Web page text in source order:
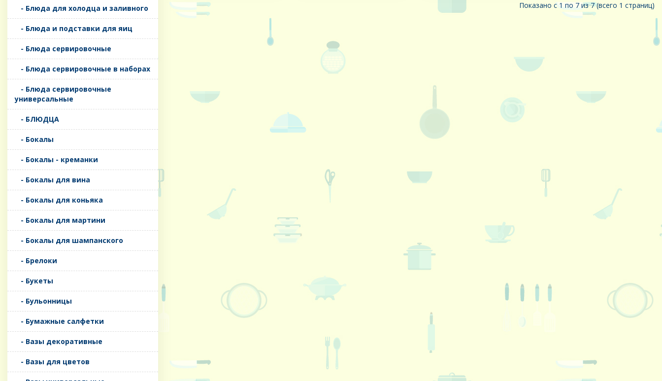
- Блюда для холодца и заливного
- Блюда и подставки для яиц
- Блюда сервировочные
- Блюда сервировочные в наборах
- Блюда сервировочные
универсальные
- БЛЮДЦА
- Бокалы
- Бокалы - креманки
- Бокалы для вина
- Бокалы для коньяка
- Бокалы для мартини
- Бокалы для шампанского
- Брелоки
- Букеты
- Бульонницы
- Бумажные салфетки
- Вазы декоративные
- Вазы для цветов
Показано с 1 по 7 из 7 (всего 1 страниц)